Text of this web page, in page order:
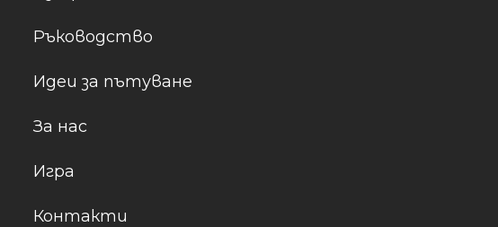
Ръководство
Идеи за пътуване
За нас
Игра
Контакти